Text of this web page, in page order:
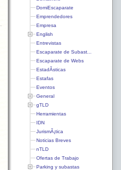
DomiEscaparate
Emprendedores
Empresa
English
Entrevistas
Escaparate de Subast...
Escaparate de Webs
EstadÃ­sticas
Estafas
Eventos
General
gTLD
Herramientas
IDN
JurismÃ¡tica
Noticias Breves
nTLD
Ofertas de Trabajo
Parking y subastas